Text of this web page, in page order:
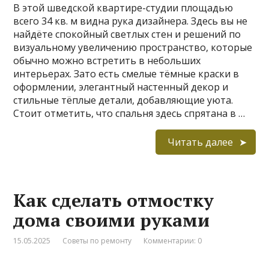
В этой шведской квартире-студии площадью
всего 34 кв. м видна рука дизайнера. Здесь вы не
найдёте спокойный светлых стен и решений по
визуальному увеличению пространство, которые
обычно можно встретить в небольших
интерьерах. Зато есть смелые тёмные краски в
оформлении, элегантный настенный декор и
стильные тёплые детали, добавляющие уюта.
Стоит отметить, что спальня здесь спрятана в …
Читать далее
Как сделать отмостку
дома своими руками
15.05.2025 Советы по ремонту Комментарии: 0